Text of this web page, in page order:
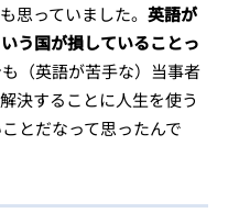
思っていました。 英語が
う国が損していることっ
（英語が苦手な）当事者
決することに人生を使う
とだなって思ったんで